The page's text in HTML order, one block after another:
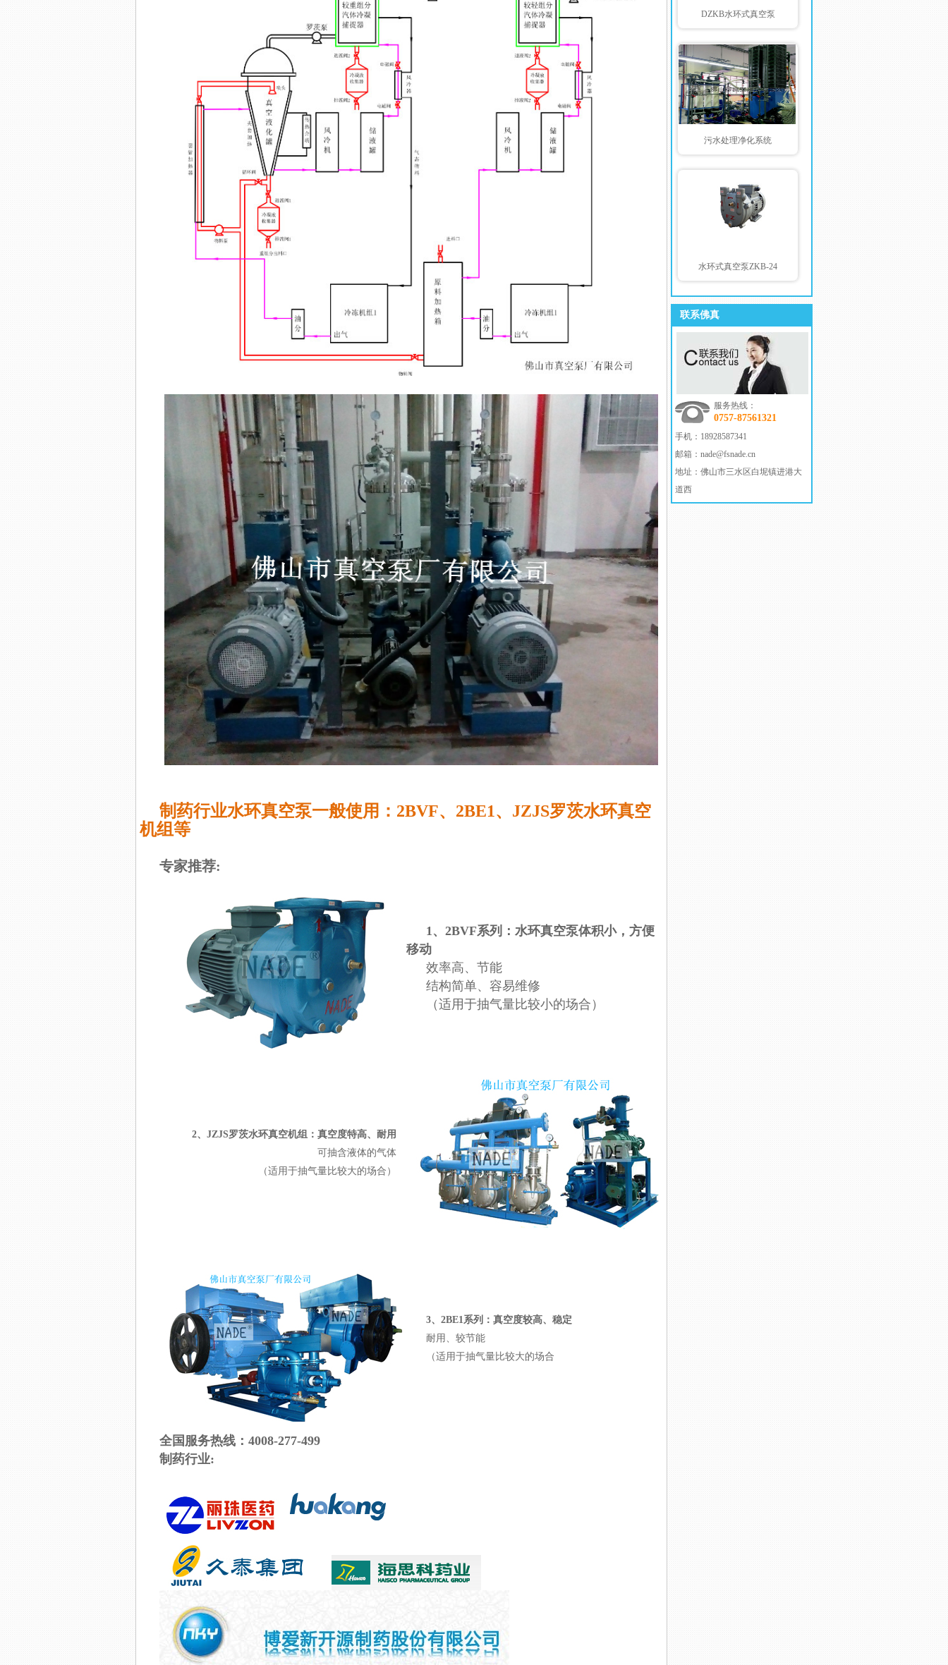
制药行业水环真空泵一般使用：2BVF、2BE1、JZJS罗茨水环真空
机组等
专家推荐:
1、 2BVF系列 ：水环真空泵体积小，方便
移动
效率高、节能
结构简单、容易维修
（适用于抽气量比较小的场合）
2、 JZJS罗茨水环真空机组 ：真空度特高、耐用
可抽含液体的气体
（适用于抽气量比较大的场合）
3、 2BE1系列 ：真空度较高、稳定
耐用、较节能
（适用于抽气量比较大的场合
全国服务热线：4008-277-499
制药行业:
石油化工-水环式真空泵
铸造行业-水环式真空泵
玻璃行业-水环式真空泵
盐业-水环式真空泵
化纤行业-水环式真空泵
塑料行业-水环式真空泵
染整行业-水环式真空泵
DZKB水环式真空泵
污水处理净化系统
水环式真空泵ZKB-24
联系佛真
服务热线：
0757-87561321
手机： 18928587341
邮箱： nade@fsnade.cn
地址： 佛山市三水区白坭镇进港大
道西